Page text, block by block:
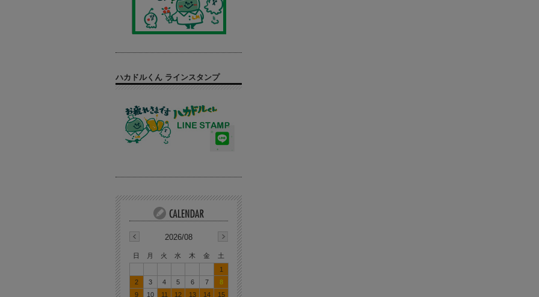
ハカドルくん ラインスタンプ
2026/08
日 月 火 水 木 金
土
1
2
3 4 5 6 7
8
9
10 11 12 13 14 15